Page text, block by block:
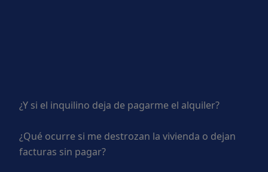
¿Y si el inquilino deja de pagarme el alquiler?
¿Qué ocurre si me destrozan la vivienda o dejan
facturas sin pagar?